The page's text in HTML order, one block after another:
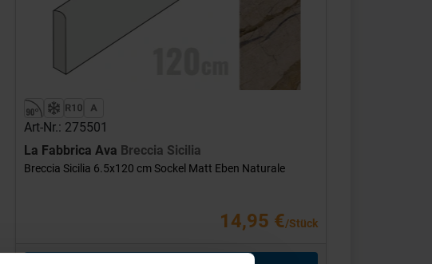
Art-Nr.: 275501
La Fabbrica Ava Breccia Sicilia
Breccia Sicilia 6.5x120 cm Sockel Matt Eben Naturale
14,95 €/Stück